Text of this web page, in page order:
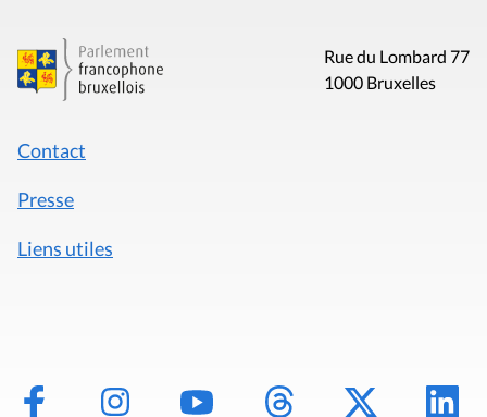
Rue du Lombard 77
1000 Bruxelles
Contact
Presse
Liens utiles